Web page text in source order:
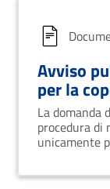
Avviso
per la
tempo
Profilo di
ascritto
locali
La domanda
procedura di
unicamente
giorno